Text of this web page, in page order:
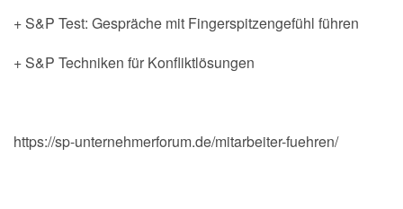
+ S&P Test: Gespräche mit Fingerspitzengefühl führen
+ S&P Techniken für Konfliktlösungen
https://sp-unternehmerforum.de/mitarbeiter-fuehren/